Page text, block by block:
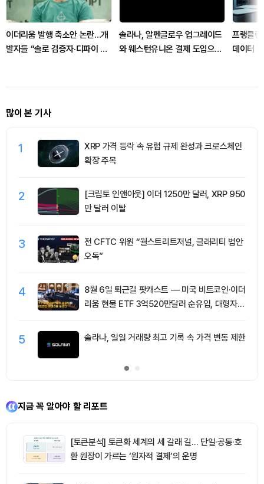
이더리움 발행 축소안 논란…개
발자들 “솔로 검증자·디파이 위
솔라나, 알펜글로우 업그레이드
와 웨스턴유니온 결제 도입으로
프랭클
데이터
많이 본 기사
1
XRP 가격 등락 속 유럽 규제 완성과 크로스체인
확장 주목
2
[크립토 인앤아웃] 이더 1250만 달러, XRP 950
만 달러 이탈
3
전 CFTC 위원 “월스트리트저널, 클래리티 법안
오독”
4
8월 6일 퇴근길 팟캐스트 — 미국 비트코인·이더
리움 현물 ETF 3억520만달러 순유입, 대형자산
5 솔라나, 일일 거래량 최고 기록 속 가격 변동 제한
지금 꼭 알아야 할 리포트
[토큰분석] 토큰화 세계의 세 갈래 길… 단일·공통·호
환 원장이 가르는 ‘원자적 결제’의 운명